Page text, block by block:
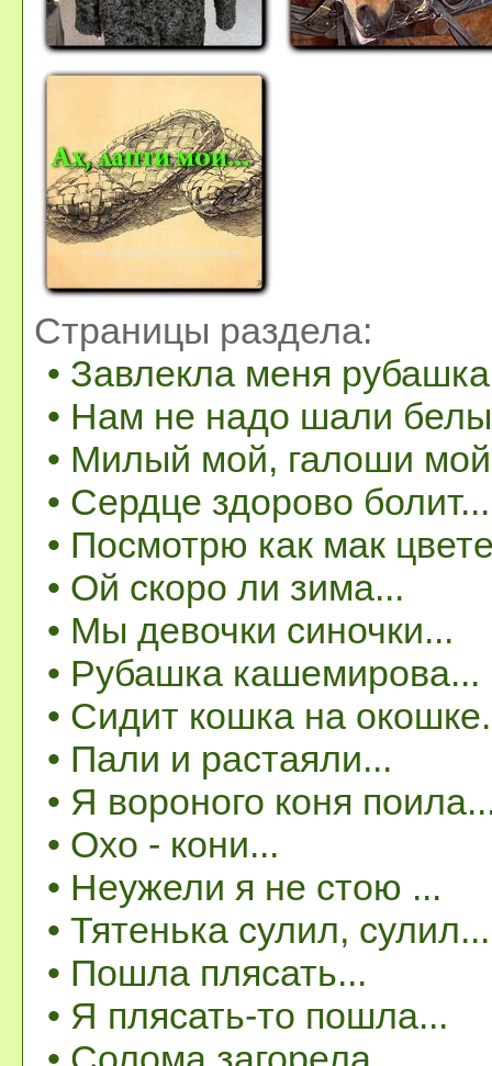
Страницы раздела:
• Завлекла меня
• Нам не надо шали
• Милый мой, галоши мой
• Сердце здорово болит...
• Посмотрю как мак
• Ой скоро ли зима...
• Мы девочки синочки...
• Рубашка кашемирова...
• Сидит кошка на
• Пали и растаяли...
• Я вороного коня
• Охо - кони...
• Неужели я не стою ...
• Тятенька сулил, сулил...
• Пошла плясать...
• Я плясать-то пошла...